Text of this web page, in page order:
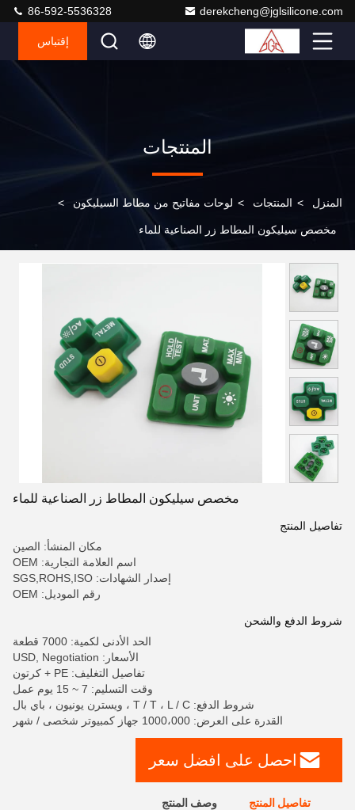
derekcheng@jglsilicone.com
86-592-5536328
إقتباس
المنتجات
المنزل > المنتجات > لوحات مفاتيح من مطاط السيليكون >
مخصص سيليكون المطاط زر الصناعية للماء
مخصص سيليكون المطاط زر الصناعية للماء
تفاصيل المنتج
مكان المنشأ: الصين
اسم العلامة التجارية: OEM
إصدار الشهادات: SGS,ROHS,ISO
رقم الموديل: OEM
شروط الدفع والشحن
الحد الأدنى لكمية: 7000 قطعة
الأسعار: USD, Negotiation
تفاصيل التغليف: PE + كرتون
وقت التسليم: 7 ~ 15 يوم عمل
شروط الدفع: T / T ، L / C ، ويسترن يونيون ، باي بال
القدرة على العرض: 1000،000 جهاز كمبيوتر شخصى / شهر
احصل على افضل سعر
تفاصيل المنتج وصف المنتج